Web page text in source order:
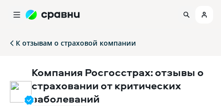
К отзывам о страховой компании
Компания Росгосстрах: отзывы о
страховании от критических
заболеваний